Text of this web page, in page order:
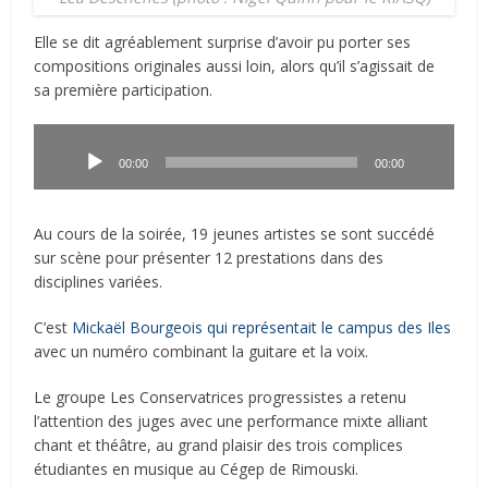
Elle se dit agréablement surprise d’avoir pu porter ses
compositions originales aussi loin, alors qu’il s’agissait de
sa première participation.
00:00 00:00
Au cours de la soirée, 19 jeunes artistes se sont succédé
sur scène pour présenter 12 prestations dans des
disciplines variées.
C’est Mickaël Bourgeois qui représentait le campus des Iles
avec un numéro combinant la guitare et la voix.
Le groupe Les Conservatrices progressistes a retenu
l’attention des juges avec une performance mixte alliant
chant et théâtre, au grand plaisir des trois complices
étudiantes en musique au Cégep de Rimouski.